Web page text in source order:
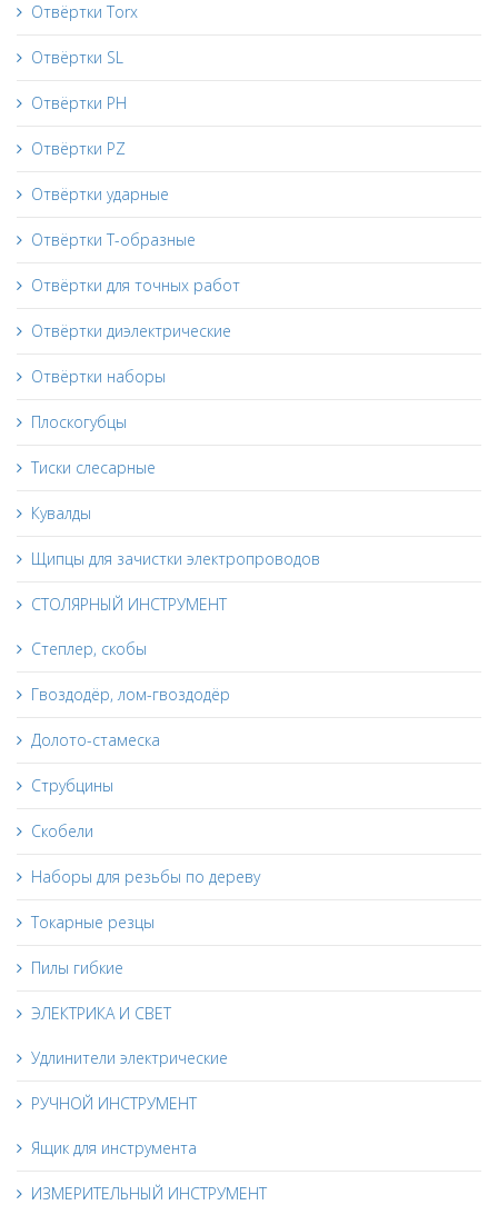
Отвёртки Torx
Отвёртки SL
Отвёртки PH
Отвёртки PZ
Отвёртки ударные
Отвёртки Т-образные
Отвёртки для точных работ
Отвёртки диэлектрические
Отвёртки наборы
Плоскогубцы
Тиски слесарные
Кувалды
Щипцы для зачистки электропроводов
СТОЛЯРНЫЙ ИНСТРУМЕНТ
Степлер, скобы
Гвоздодёр, лом-гвоздодёр
Долото-стамеска
Струбцины
Скобели
Наборы для резьбы по дереву
Токарные резцы
Пилы гибкие
ЭЛЕКТРИКА И СВЕТ
Удлинители электрические
РУЧНОЙ ИНСТРУМЕНТ
Ящик для инструмента
ИЗМЕРИТЕЛЬНЫЙ ИНСТРУМЕНТ